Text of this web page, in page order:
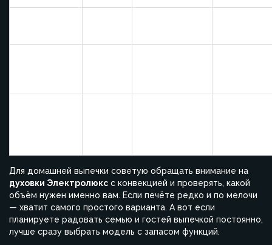
Для домашней выпечки советую обращать внимание на
духовки Электролюкс с конвекцией и проверять, какой
объём нужен именно вам. Если печёте редко и по мелочи
— хватит самого простого варианта. А вот если
планируете радовать семью и гостей выпечкой постоянно,
лучше сразу выбрать модель с запасом функций.